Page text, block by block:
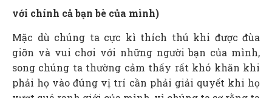
với chính cả bạn bè của mình)
Mặc dù chúng ta cực kì thích thú khi được đùa
giỡn và vui chơi với những người bạn của mình,
song chúng ta thường cảm thấy rất khó khăn khi
phải họ vào đúng vị trí cần phải giải quyết khi họ